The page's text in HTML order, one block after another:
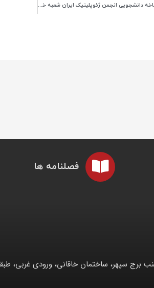
انتخابات شاخه دانشجویی انجمن ژئوپلیتیک ایران شعبه خراسان رضوی
فصلنامه ها
برج سپهر، ساختمان خاقانی، ورودی غربی،